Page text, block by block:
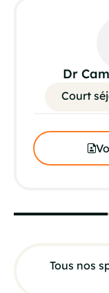
Tous nos
Dr
Court